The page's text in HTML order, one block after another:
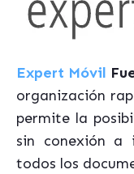
Expert Móvil
organización
permite la
sin conexión a
todos los